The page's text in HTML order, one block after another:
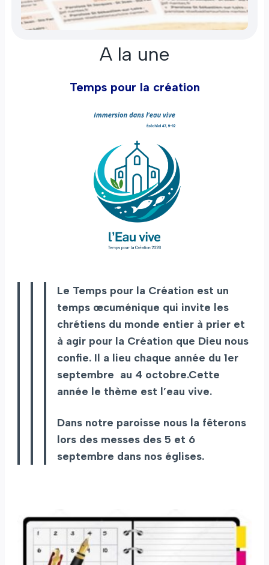
A la une
Temps pour la création
Le Temps pour la Création est un
temps œcuménique qui invite les
chrétiens du monde entier à prier et
à agir pour la Création que Dieu nous
confie. Il a lieu chaque année du 1er
septembre au 4 octobre.Cette
année le thème est l’eau vive.
Dans notre paroisse nous la fêterons
lors des messes des 5 et 6
septembre dans nos églises.